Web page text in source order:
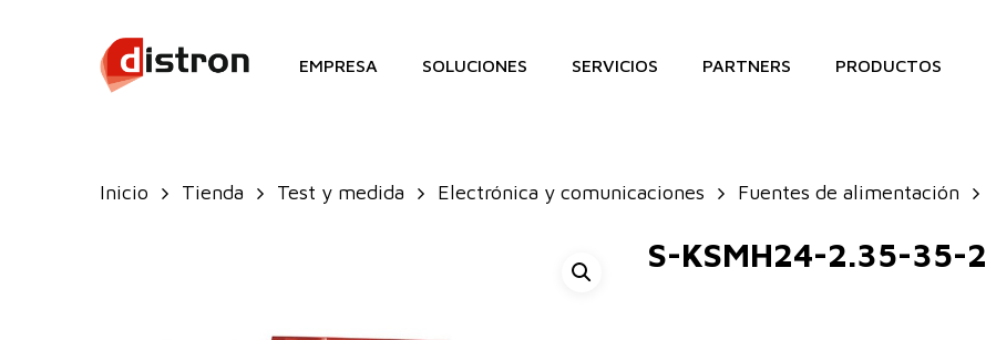
EMPRESA SOLUCIONES SERVICIOS PARTNERS PRODUCTOS
Inicio Tienda Test y medida Electrónica y comunicaciones Fuentes de alimentación
S-KSMH24-2.35-35-2